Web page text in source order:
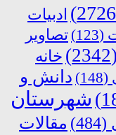
ادبیات
(123)
تصاویر
(2342)
خانه
(148)
دانش و
شهرستان
(484)
مقالات